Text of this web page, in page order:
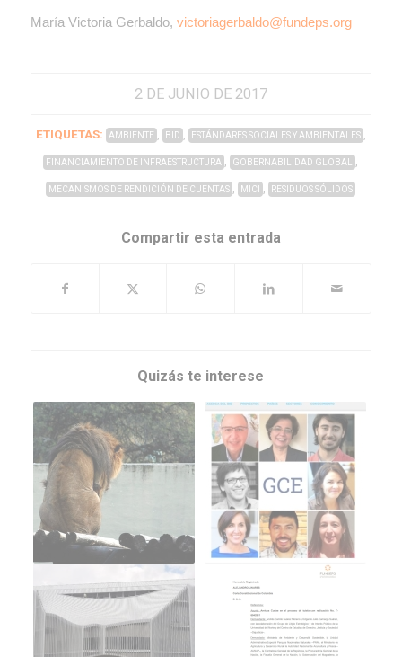
María Victoria Gerbaldo, victoriagerbaldo@fundeps.org
2 DE JUNIO DE 2017
ETIQUETAS: AMBIENTE , BID , ESTÁNDARES SOCIALES Y AMBIENTALES ,
FINANCIAMIENTO DE INFRAESTRUCTURA , GOBERNABILIDAD GLOBAL ,
MECANISMOS DE RENDICIÓN DE CUENTAS , MICI , RESIDUOS SÓLIDOS
Compartir esta entrada
Quizás te interese